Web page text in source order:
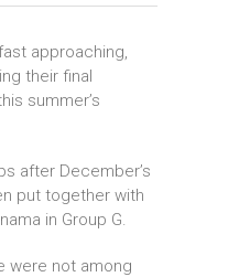
approaching,
their final
summer’s
after December’s
put together with
in Group G.
were not among